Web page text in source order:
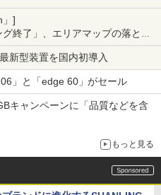
」]
終了」、エリアマップの落とし
新型装置を国内初導入
」と「edge 60」がセール
キャンペーンに「品質などを含
もっと見る